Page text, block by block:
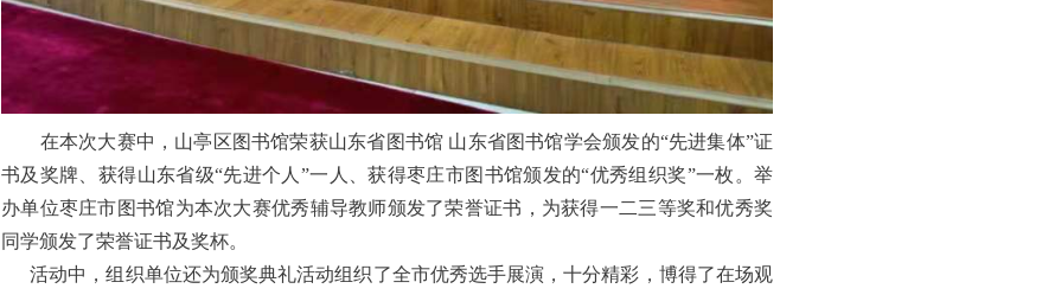
在本次大赛中，山亭区图书馆荣获山东省图书馆 山东省图书馆学会颁发的“先进集体”证
书及奖牌、获得山东省级“先进个人”一人、获得枣庄市图书馆颁发的“优秀组织奖”一枚。举
办单位枣庄市图书馆为本次大赛优秀辅导教师颁发了荣誉证书，为获得一二三等奖和优秀奖
同学颁发了荣誉证书及奖杯。
活动中，组织单位还为颁奖典礼活动组织了全市优秀选手展演，十分精彩，博得了在场观